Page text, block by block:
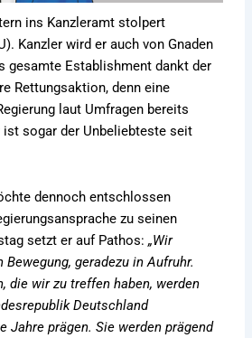
ins Kanzleramt stolpert
Kanzler wird er auch von Gnaden
gesamte Establishment dankt der
Rettungsaktion, denn eine
laut Umfragen bereits
ist sogar der Unbeliebteste seit
dennoch entschlossen
zu seinen
setzt er auf Pathos:„Wir
geradezu in Aufruhr.
die wir zu treffen haben, werden
Deutschland
Jahre prägen. Sie werden prägend